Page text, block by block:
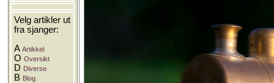
Velg artikler ut
fra sjanger:
AArtikkel
OOversikt
D Diverse
B Blog